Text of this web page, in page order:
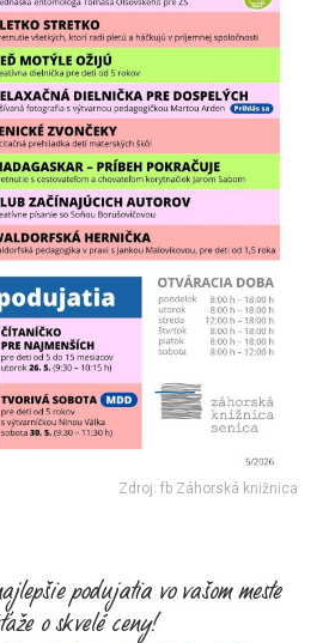
Zdroj: fb Záhorská knižnica